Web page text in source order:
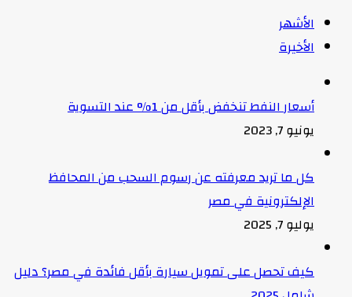
الأشهر
الأخيرة
أسعار النفط تنخفض بأقل من 1% عند التسوية
يونيو 7, 2023
كل ما تريد معرفته عن رسوم السحب من المحافظ
الإلكترونية في مصر
يوليو 7, 2025
كيف تحصل على تمويل سيارة بأقل فائدة في مصر؟ دليل